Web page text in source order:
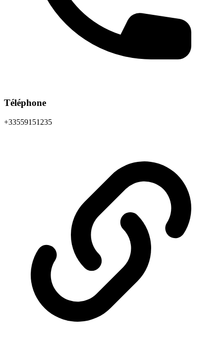
Téléphone
+33559151235